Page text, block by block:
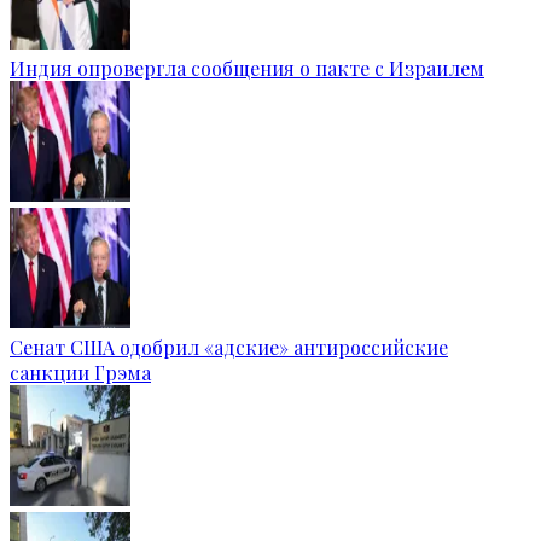
Индия опровергла сообщения о пакте с Израилем
Сенат США одобрил «адские» антироссийские
санкции Грэма